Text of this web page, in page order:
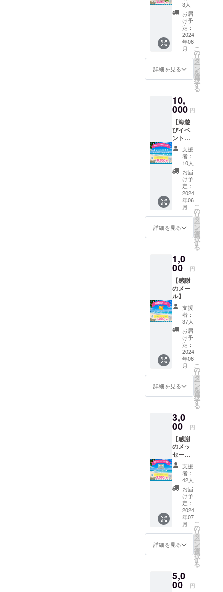
最大
75%OF
F優待券
提供：
カヌ
チャリ
ゾート
様 カヌ
チャリ
ゾート
カヌ
イホテ
ル＆
ヴィラ
ズ／カ
ヌチャ
ゴルフ
コース
最大
75%OF
F優待券
優待券
使用期
限：
2024年
10月31
日まで
※送料込
3人
お届
け予
定：
2024
年06
月
詳細を見る
こ
の
リ
タ
ー
ン
を
選
択
す
る
10,
000 円
【海遊
びイベ
ント開
催コン
サル
券】 あ
なたの
地域で
も海あ
そびイ
ベント
を開催
してみ
ません
か？ オ
ンライ
ティン
グ：1回
（1時
間）
支援
者：
10人
お届
け予
定：
2024
年06
月
詳細を見る
こ
の
リ
タ
ー
ン
を
選
択
す
る
1,0
00 円
【感謝
のメー
ル】
支援
者：
37人
お届
け予
定：
2024
年06
月
詳細を見る
こ
の
リ
タ
ー
ン
を
選
択
す
る
3,0
00 円
【感謝
のメッ
セージ
動画】
感謝の
メッ
セージ
動画を
送らせ
ていた
だきま
す。
支援
者：
42人
お届
け予
定：
2024
年07
月
詳細を見る
こ
の
リ
タ
ー
ン
を
選
択
す
る
5,0
00 円